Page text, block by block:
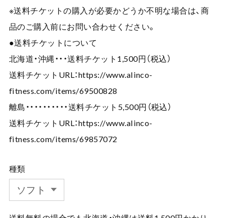
※送料チケットの購入が必要かどうか不明な場合は、商
品のご購入前にお問い合わせください。
●送料チケットについて
北海道・沖縄・・・送料チケット1,500円（税込）
送料チケットURL：https://www.alinco-
fitness.com/items/69500828
離島・・・・・・・・・・送料チケット5,500円（税込）
送料チケットURL：https://www.alinco-
fitness.com/items/69857072
種類